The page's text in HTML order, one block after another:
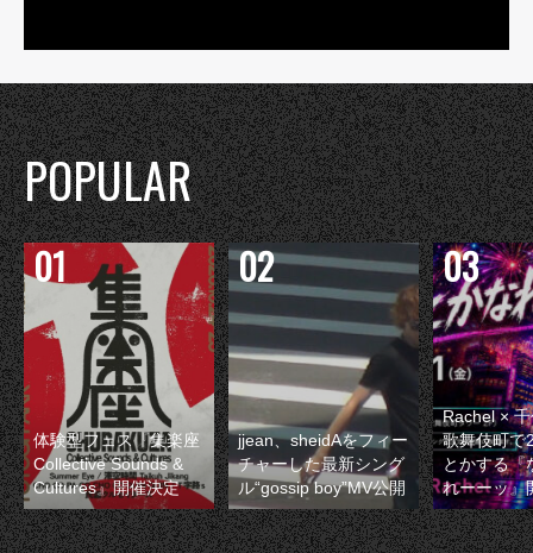
POPULAR
体験型フェス『集楽座
Collective Sounds &
Cultures』開催決定
jjean、sheidAをフィー
チャーした最新シング
ル“gossip boy”MV公開
Rachel ×
歌舞伎町で
とかする『
れーーッ』